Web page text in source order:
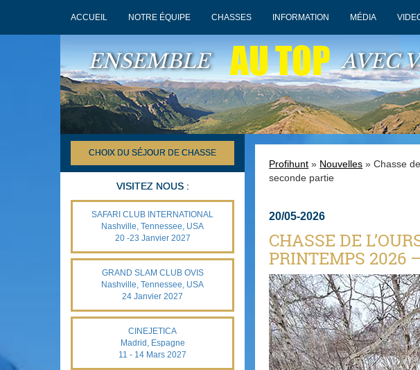
ACCUEIL NOTRE ÉQUIPE CHASSES INFORMATION MÉDIA
ENSEMBLE AU TOP AVEC
CHOIX DU SÉJOUR DE CHASSE
VISITEZ NOUS :
SAFARI CLUB INTERNATIONAL
Nashville, Tennessee, USA
20 -23 Janvier 2027
GRAND SLAM CLUB OVIS
Nashville, Tennessee, USA
24 Janvier 2027
CINEJETICA
Madrid, Espagne
11 - 14 Mars 2027
Profihunt » Nouvelles » Chasse
seconde partie
20/05-2026
CHASSE DE
PRINTEMPS 2026